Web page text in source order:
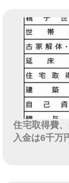
住宅取得費
入金は6千万